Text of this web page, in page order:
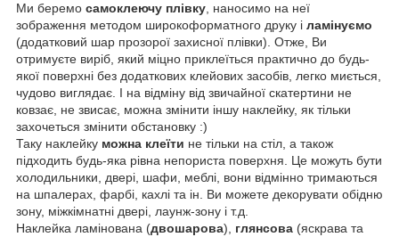
Ми беремо самоклеючу плівку, наносимо на неї
зображення методом широкоформатного друку і ламінуємо
(додатковий шар прозорої захисної плівки). Отже, Ви
отримуєте виріб, який міцно приклеїться практично до будь-
якої поверхні без додаткових клейових засобів, легко миється,
чудово виглядає. І на відміну від звичайної скатертини не
ковзає, не звисає, можна змінити іншу наклейку, як тільки
захочеться змінити обстановку :)
Таку наклейку можна клеїти не тільки на стіл, а також
підходить будь-яка рівна непориста поверхня. Це можуть бути
холодильники, двері, шафи, меблі, вони відмінно тримаються
на шпалерах, фарбі, кахлі та ін. Ви можете декорувати обідню
зону, міжкімнатні двері, лаунж-зону і т.д.
Наклейка ламінована (двошарова), глянсова (яскрава та